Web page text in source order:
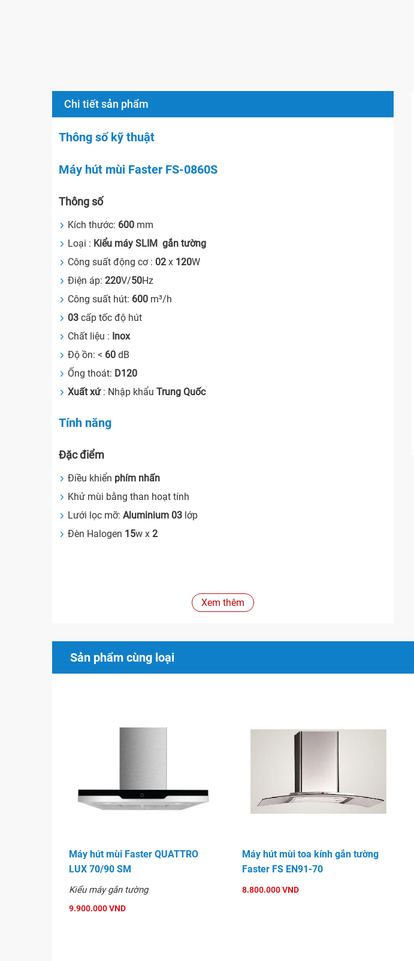
Chi tiết sản phẩm
Thông số kỹ thuật
Máy hút mùi Faster FS-0860S
Thông số
Kích thước: 600 mm
Loại : Kiểu máy SLIM gắn tường
Công suất động cơ : 02x 120W
Điện áp:220V/50Hz
Công suất hút: 600 m³/h
03 cấp tốc độ hút
Chất liệu : Inox
Độ ồn: < 60 dB
Ống thoát: D120
Xuất xứ: Nhập khẩu Trung Quốc
Tính năng
Đặc điểm
Điều khiển phím nhấn
Khử mùi bằng than hoạt tính
Lưới lọc mỡ:Aluminium 03 lớp
Đèn Halogen 15w x 2
Xem thêm
Sản phẩm cùng loại
Máy hút mùi Faster QUATTRO
LUX 70/90 SM
Kiểu máy gắn tường
9.900.000 VND
Máy hút mùi toa kính gắn tường
Faster FS EN91-70
8.800.000 VND